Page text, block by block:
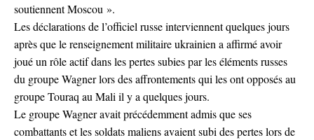
soutiennent Moscou ».
Les déclarations de l’officiel russe interviennent quelques jours
après que le renseignement militaire ukrainien a affirmé avoir
joué un rôle actif dans les pertes subies par les éléments russes
du groupe Wagner lors des affrontements qui les ont opposés au
groupe Touraq au Mali il y a quelques jours.
Le groupe Wagner avait précédemment admis que ses
combattants et les soldats maliens avaient subi des pertes lors de